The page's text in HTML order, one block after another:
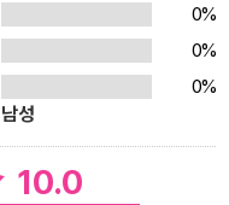
열어가는 여정을 돕기 위
책으로는 《하루 1분 언어
0%
0%
0%
남성
10.0